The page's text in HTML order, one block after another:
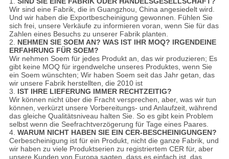
Wir sind eine Fabrik, die in Guangzhou, China angesiedelt wird.
Und wir haben die Exportbescheinigung gewonnen. Fühlen Sie
sich frei, unsere Verkäufe zu informieren voran, wenn Sie für das
Zahlen eines Besuchs zu unserer Fabrik planten.
2. NEHMEN SIE SOEM AN? WAS IST IHR MOQ? IRGENDEINE
ERFAHRUNG FÜR SOEM?
Wir nehmen Soem für jedes Produkt an, das wir produzieren; Es
gibt keine MOQ für irgendwelche unseres Produktes, wenn Sie
ein Soem wünschten; Wir haben Soem seit das Jahr getan, das
wir unsere Fabrik herstellten, die 2010 ist
3. IST IHRE LIEFERUNG IMMER RECHTZEITIG?
Wir können nicht über die Fracht versprechen, aber, was wir tun
können, verkürzt unsere Vorbereitungs- und Anlaufzeit, während
das gleiche Qualitätsniveau halten Sie. So es gibt kein Problem
selbst wenn die Seefrachtverzögerung für Tage eines Paares.
4. WARUM NICHT HABEN SIE EIN CER-BESCHEINIGUNGEN?
Cerbescheinigung ist für ein Produkt, nicht die ganze Fabrik, und
wir haben zu viele Produktserien zu registriertem CER für, aber
unsere Kunden von Europa sagten, dass es einfach ist, das